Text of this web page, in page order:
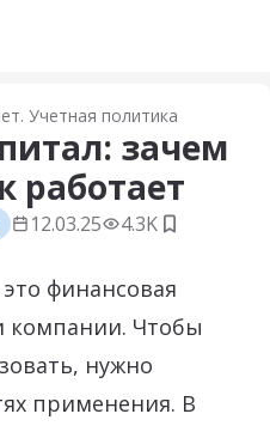
страницу
Учетная политика
зачем
работает
12.03.25 4.3K Добавить
финансовая
компании. Чтобы
нужно
применения. В